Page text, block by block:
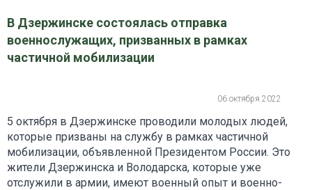
В Дзержинске состоялась отправка
военнослужащих, призванных в рамках
частичной мобилизации
06 октября 2022
5 октября в Дзержинске проводили молодых людей,
которые призваны на службу в рамках частичной
мобилизации, объявленной Президентом России. Это
жители Дзержинска и Володарска, которые уже
отслужили в армии, имеют военный опыт и военно-